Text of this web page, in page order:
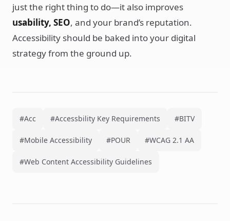
just the right thing to do—it also improves
usability, SEO, and your brand’s reputation.
Accessibility should be baked into your digital
strategy from the ground up.
#Acc #Accessbility Key Requirements #BITV
#Mobile Accessibility #POUR #WCAG 2.1 AA
#Web Content Accessibility Guidelines